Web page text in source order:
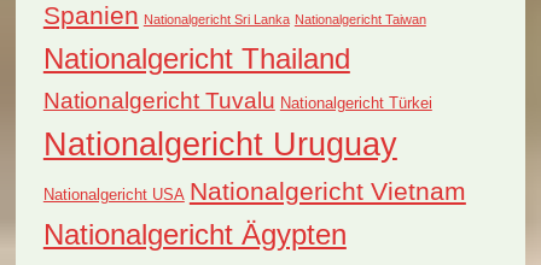
Spanien Nationalgericht Sri Lanka Nationalgericht Taiwan
Nationalgericht Thailand
Nationalgericht Tuvalu Nationalgericht Türkei
Nationalgericht Uruguay
Nationalgericht USA Nationalgericht Vietnam
Nationalgericht Ägypten